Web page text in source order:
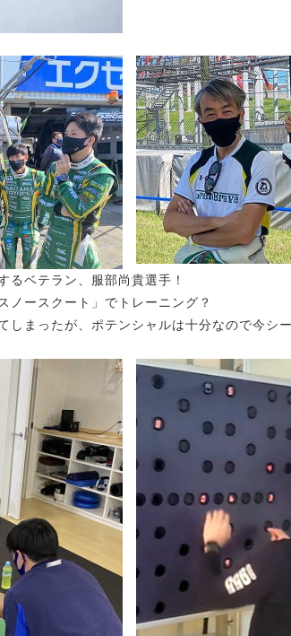
るベテラン、服部尚貴選手！
ノースクート」でトレーニング？
しまったが、ポテンシャルは十分なので今シ